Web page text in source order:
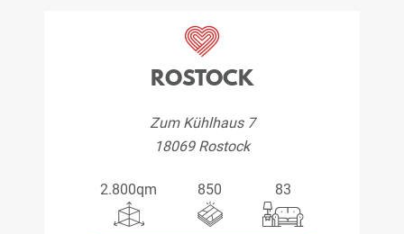
ROSTOCK
Zum Kühlhaus 7
18069 Rostock
2.800qm 850 83